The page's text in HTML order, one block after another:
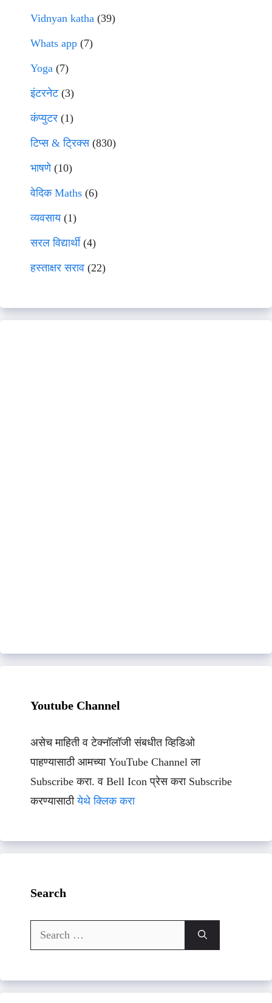
Vidnyan katha (39)
Whats app (7)
Yoga (7)
इंटरनेट(3)
कंप्युटर (1)
टिप्स & ट्रिक्स(830)
भाषणे(10)
वेदिक Maths (6)
व्यवसाय(1)
सरल विद्यार्थी(4)
हस्ताक्षर सराव (22)
Youtube Channel
असेच माहिती व टेक्नॉलॉजी संबधीत व्हिडिओ
पाहण्यासाठी आमच्या YouTube Channel ला
Subscribe करा. व Bell Icon प्रेस करा Subscribe
करण्यासाठीयेथे क्लिक करा
Search
Search
for: